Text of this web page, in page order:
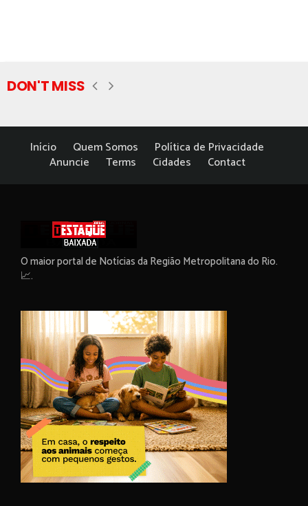
DON'T MISS
Início Quem Somos
Política de Privacidade
Anuncie
Terms Cidades Contact
O maior portal de Notícias da Região Metropolitana do Rio.
📈.